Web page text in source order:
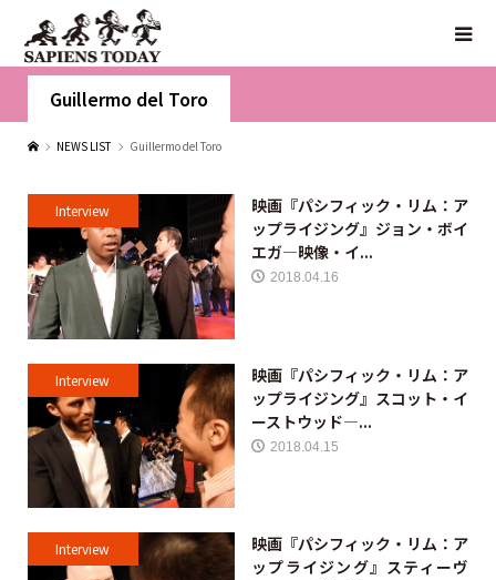
Guillermo del Toro
NEWS LIST Guillermo del Toro
Interview
映画『パシフィック・リム：ア
ップライジング』ジョン・ボイ
エガ―映像・イ...
2018.04.16
Interview
映画『パシフィック・リム：ア
ップライジング』スコット・イ
ーストウッド―...
2018.04.15
Interview
映画『パシフィック・リム：ア
ップライジング』スティーヴ